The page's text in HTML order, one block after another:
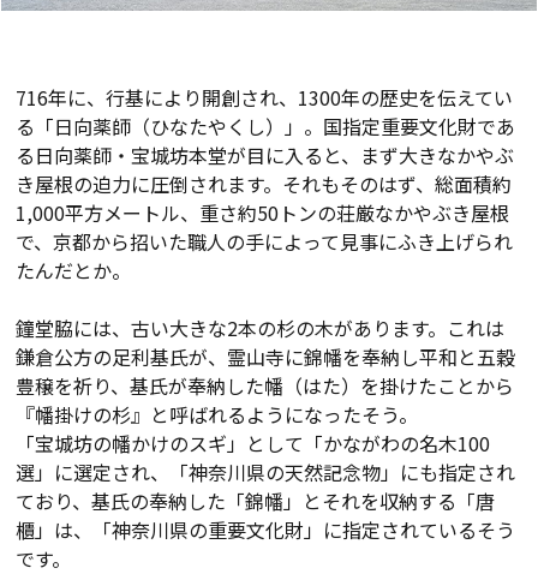
716年に、行基により開創され、1300年の歴史を伝えてい
る「日向薬師（ひなたやくし）」。国指定重要文化財であ
る日向薬師・宝城坊本堂が目に入ると、まず大きなかやぶ
き屋根の迫力に圧倒されます。それもそのはず、総面積約
1,000平方メートル、重さ約50トンの荘厳なかやぶき屋根
で、京都から招いた職人の手によって見事にふき上げられ
たんだとか。
鐘堂脇には、古い大きな2本の杉の木があります。これは
鎌倉公方の足利基氏が、霊山寺に錦幡を奉納し平和と五穀
豊穣を祈り、基氏が奉納した幡（はた）を掛けたことから
『幡掛けの杉』と呼ばれるようになったそう。
「宝城坊の幡かけのスギ」として「かながわの名木100
選」に選定され、「神奈川県の天然記念物」にも指定され
ており、基氏の奉納した「錦幡」とそれを収納する「唐
櫃」は、「神奈川県の重要文化財」に指定されているそう
です。